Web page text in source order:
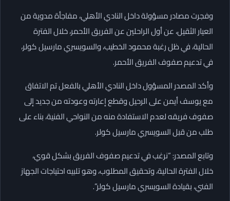
وفجرت مصادر مسؤولة داخل النادي الأهلي، مفاجأة مدوية من
العيار الثقيل، عن أول الراحلين عن الفريق الأحمر، خلال الفترة
الحالية، في ظل رغبة محمود الخطيب، والسويسري مارسيل كولر،
في تدعيم صفوف الفريق الأحمر.
وأكد المصدر المسؤول داخل النادي الأهلي بالفعل تم الاتفاق
مع يوسف أيمن على الرحيل وقطع إعارته وعودته من جديد إلى
صفوف فريقه لعدم الاستفادة منه من النواحي الفنية، بناء على
طلب من قبل السويسري مارسيل كولر.
وتابع المصدر: “نرغب في تدعيم صفوف الفريق بشكل قوي،
خلال الفترة الحالية، وتحقيق المطلوب، وهو تلبيه احتياجات الجهاز
الفني، بقيادة السويسري مارسيل كولر”.